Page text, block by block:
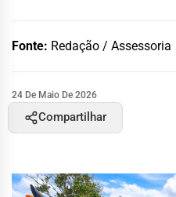
Fonte: Redação / Assessoria
24 De Maio De 2026
Compartilhar